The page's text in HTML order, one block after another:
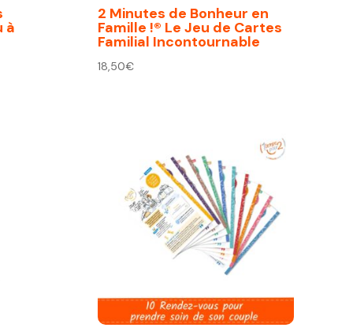
à
2 Minutes de Bonheur en
Famille !® Le Jeu de Cartes
Familial Incontournable
18,50€